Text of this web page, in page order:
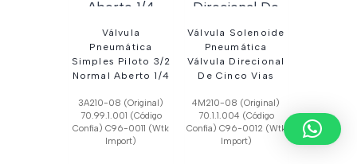
Válvula
Pneumática
Simples Piloto 3/2
Normal Aberto 1/4
3A210-08 (Original)
70.99.1.001 (Código
Confia) C96-0011 (Wtk
Import)
Válvula Solenoide
Pneumática
Válvula Direcional
De Cinco Vias
4M210-08 (Original)
70.1.1.004 (Código
Confia) C96-0012 (Wtk
Import)